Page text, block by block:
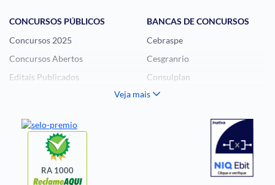
CONCURSOS PÚBLICOS
Concursos 2025
Concursos Abertos
Editais Publicados
Questões de Concurso
BANCAS DE CONCURSOS
Cebraspe
Cesgranrio
Consulplan
FCC
Veja mais
RA 1000